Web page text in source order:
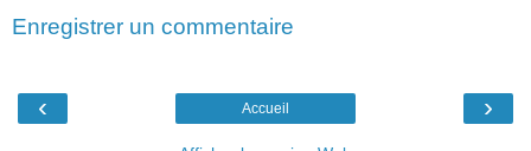
Enregistrer un commentaire
‹ ›
Accueil